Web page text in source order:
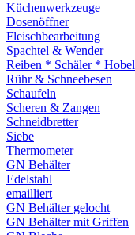
Küchenwerkzeuge
Dosenöffner
Fleischbearbeitung
Spachtel & Wender
Reiben * Schäler * Hobel
Rühr & Schneebesen
Schaufeln
Scheren & Zangen
Schneidbretter
Siebe
Thermometer
GN Behälter
Edelstahl
emailliert
GN Behälter gelocht
GN Behälter mit Griffen